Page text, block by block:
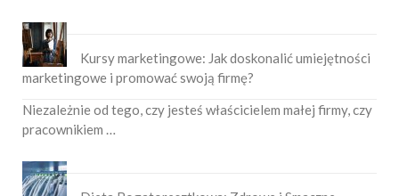
Kursy marketingowe: Jak doskonalić umiejętności
marketingowe i promować swoją firmę?
Niezależnie od tego, czy jesteś właścicielem małej firmy, czy
pracownikiem …